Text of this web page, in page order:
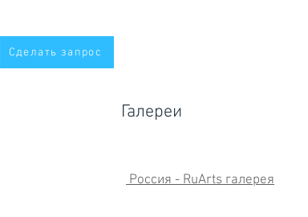
Сделать запрос
Галереи
Россия - RuArts галерея